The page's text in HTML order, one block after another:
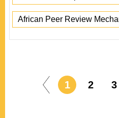
African Peer Review
1 2 3